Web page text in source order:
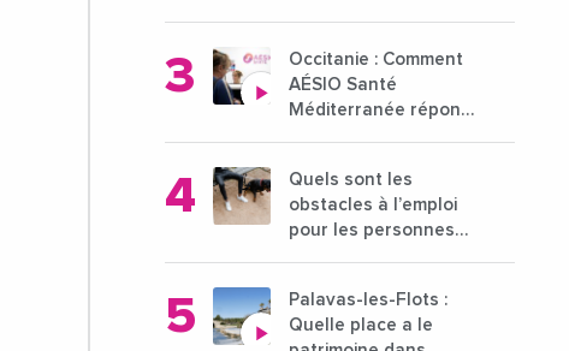
21 octobre 2024
Occitanie : Comment
AÉSIO Santé
Méditerranée répond
?
Quels sont les
obstacles à l’emploi
pour les personnes
Palavas-les-Flots :
Quelle place a le